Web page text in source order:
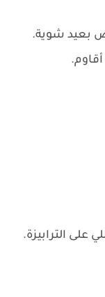
بعيد شوية.
على الترابيزة.